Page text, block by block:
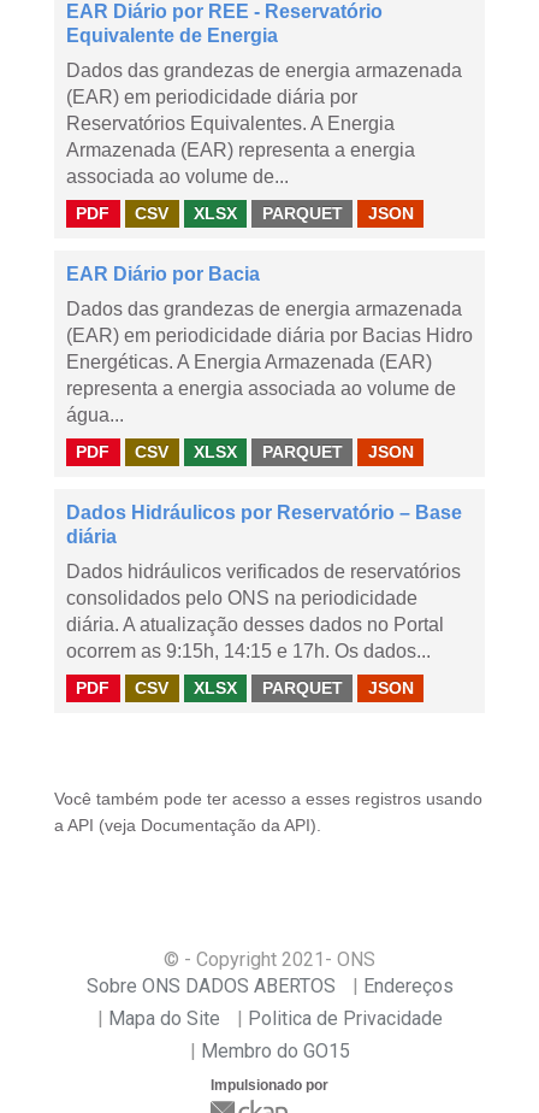
EAR Diário por REE - Reservatório
Equivalente de Energia
Dados das grandezas de energia armazenada
(EAR) em periodicidade diária por
Reservatórios Equivalentes. A Energia
Armazenada (EAR) representa a energia
associada ao volume de...
PDF CSV XLSX PARQUET JSON
EAR Diário por Bacia
Dados das grandezas de energia armazenada
(EAR) em periodicidade diária por Bacias Hidro
Energéticas. A Energia Armazenada (EAR)
representa a energia associada ao volume de
água...
PDF CSV XLSX PARQUET JSON
Dados Hidráulicos por Reservatório – Base
diária
Dados hidráulicos verificados de reservatórios
consolidados pelo ONS na periodicidade
diária. A atualização desses dados no Portal
ocorrem as 9:15h, 14:15 e 17h. Os dados...
PDF CSV XLSX PARQUET JSON
Você também pode ter acesso a esses registros usando
a API (veja Documentação da API ).
© - Copyright 2021 - ONS
Sobre ONS DADOS ABERTOS
Endereços
Mapa do Site
Politica de Privacidade
Membro do GO15
Impulsionado por